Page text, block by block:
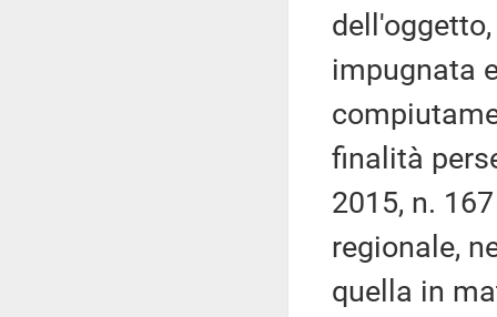
impugnata
finalità
2015, n.
regionale,
quella in